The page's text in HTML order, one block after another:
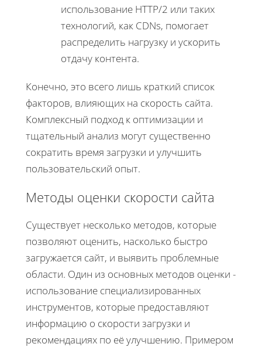
использование HTTP/2 или таких
технологий, как CDNs, помогает
распределить нагрузку и ускорить
отдачу контента.
Конечно, это всего лишь краткий список
факторов, влияющих на скорость сайта.
Комплексный подход к оптимизации и
тщательный анализ могут существенно
сократить время загрузки и улучшить
пользовательский опыт.
Методы оценки скорости сайта
Существует несколько методов, которые
позволяют оценить, насколько быстро
загружается сайт, и выявить проблемные
области. Один из основных методов оценки -
использование специализированных
инструментов, которые предоставляют
информацию о скорости загрузки и
рекомендациях по её улучшению. Примером